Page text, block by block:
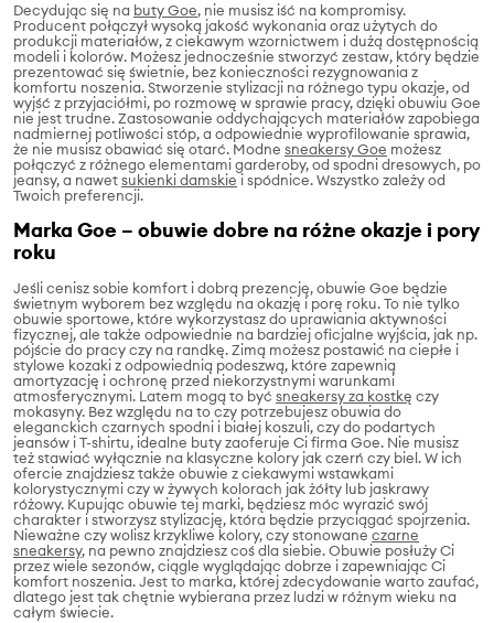
Decydując się na buty Goe, nie musisz iść na kompromisy.
Producent połączył wysoką jakość wykonania oraz użytych do
produkcji materiałów, z ciekawym wzornictwem i dużą dostępnością
modeli i kolorów. Możesz jednocześnie stworzyć zestaw, który będzie
prezentować się świetnie, bez konieczności rezygnowania z
komfortu noszenia. Stworzenie stylizacji na różnego typu okazje, od
wyjść z przyjaciółmi, po rozmowę w sprawie pracy, dzięki obuwiu Goe
nie jest trudne. Zastosowanie oddychających materiałów zapobiega
nadmiernej potliwości stóp, a odpowiednie wyprofilowanie sprawia,
że nie musisz obawiać się otarć. Modne sneakersy Goe możesz
połączyć z różnego elementami garderoby, od spodni dresowych, po
jeansy, a nawetsukienki damskie i spódnice. Wszystko zależy od
Twoich preferencji.
Marka Goe – obuwie dobre na różne okazje i pory
roku
Jeśli cenisz sobie komfort i dobrą prezencję, obuwie Goe będzie
świetnym wyborem bez względu na okazję i porę roku. To nie tylko
obuwie sportowe, które wykorzystasz do uprawiania aktywności
fizycznej, ale także odpowiednie na bardziej oficjalne wyjścia, jak np.
pójście do pracy czy na randkę. Zimą możesz postawić na ciepłe i
stylowe kozaki z odpowiednią podeszwą, które zapewnią
amortyzację i ochronę przed niekorzystnymi warunkami
atmosferycznymi. Latem mogą to być sneakersy za kostkę czy
mokasyny. Bez względu na to czy potrzebujesz obuwia do
eleganckich czarnych spodni i białej koszuli, czy do podartych
jeansów i T-shirtu, idealne buty zaoferuje Ci firma Goe. Nie musisz
też stawiać wyłącznie na klasyczne kolory jak czerń czy biel. W ich
ofercie znajdziesz także obuwie z ciekawymi wstawkami
kolorystycznymi czy w żywych kolorach jak żółty lub jaskrawy
różowy. Kupując obuwie tej marki, będziesz móc wyrazić swój
charakter i stworzysz stylizację, która będzie przyciągać spojrzenia.
Nieważne czy wolisz krzykliwe kolory, czy stonowane czarne
sneakersy, na pewno znajdziesz coś dla siebie. Obuwie posłuży Ci
przez wiele sezonów, ciągle wyglądając dobrze i zapewniając Ci
komfort noszenia. Jest to marka, której zdecydowanie warto zaufać,
dlatego jest tak chętnie wybierana przez ludzi w różnym wieku na
całym świecie.